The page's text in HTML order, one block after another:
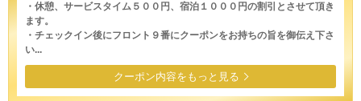
・休憩、サービスタイム５００円、宿泊１０００円の割引とさせて頂き
ます。
・チェックイン後にフロント９番にクーポンをお持ちの旨を御伝え下さ
い...
クーポン内容をもっと見る